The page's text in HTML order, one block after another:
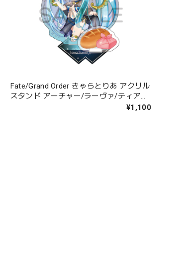
Fate/Grand Order きゃらとりあ アクリル
スタンド アーチャー/ラーヴァ/ティアマ
¥1,100